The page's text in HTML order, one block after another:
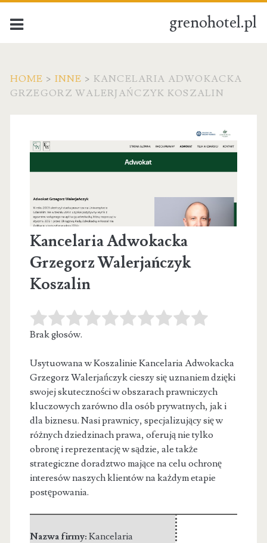
grenohotel.pl
HOME > INNE > KANCELARIA ADWOKACKA
GRZEGORZ WALERJAŃCZYK KOSZALIN
Kancelaria Adwokacka
Grzegorz Walerjańczyk
Koszalin
Brak głosów.
Usytuowana w Koszalinie Kancelaria Adwokacka
Grzegorz Walerjańczyk cieszy się uznaniem dzięki
swojej skuteczności w obszarach prawniczych
kluczowych zarówno dla osób prywatnych, jak i
dla biznesu. Nasi prawnicy, specjalizujący się w
różnych dziedzinach prawa, oferują nie tylko
obronę i reprezentację w sądzie, ale także
strategiczne doradztwo mające na celu ochronę
interesów naszych klientów na każdym etapie
postępowania.
Nazwa firmy: Kancelaria